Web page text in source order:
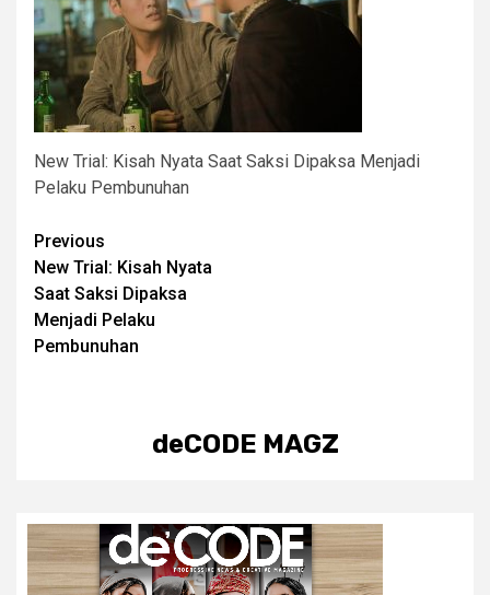
New Trial: Kisah Nyata Saat Saksi Dipaksa Menjadi
Pelaku Pembunuhan
Post
navigation
Previous
New Trial: Kisah Nyata
Saat Saksi Dipaksa
Menjadi Pelaku
Pembunuhan
deCODE MAGZ